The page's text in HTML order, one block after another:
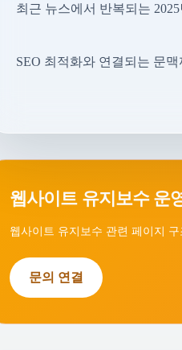
최근 뉴스에서 반복되는
SEO 최적화와 연결되는 문
웹사이트 유지보수 운
웹사이트 유지보수 관련 페이지
문의 연결